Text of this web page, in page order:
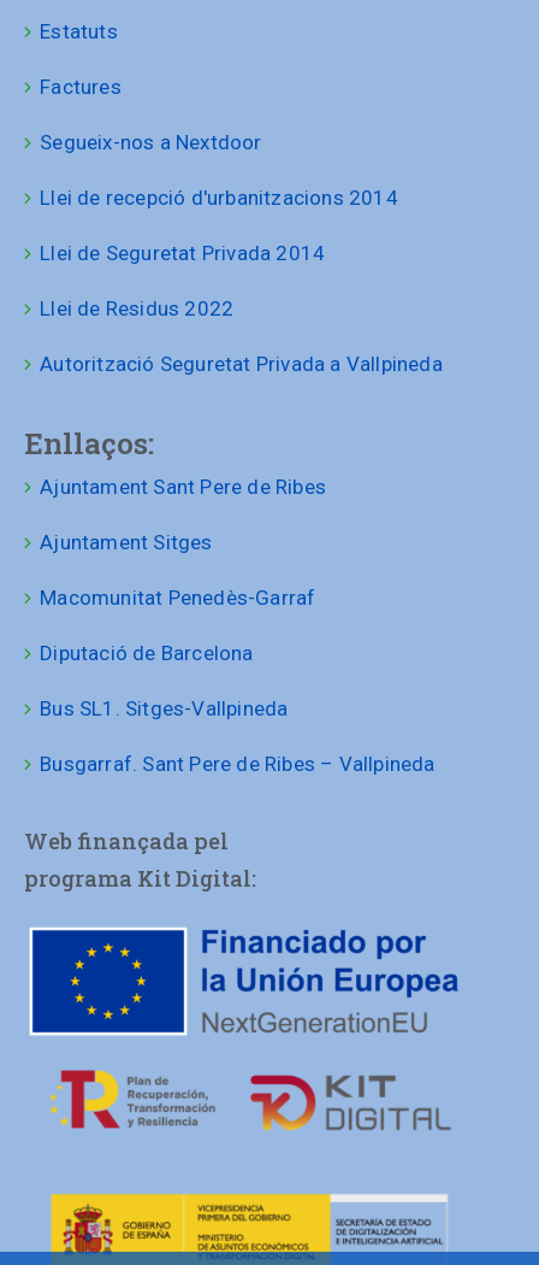
Estatuts
Factures
Segueix-nos a Nextdoor
Llei de recepció d'urbanitzacions 2014
Llei de Seguretat Privada 2014
Llei de Residus 2022
Autorització Seguretat Privada a Vallpineda
Enllaços:
Ajuntament Sant Pere de Ribes
Ajuntament Sitges
Macomunitat Penedès-Garraf
Diputació de Barcelona
Bus SL1. Sitges-Vallpineda
Busgarraf. Sant Pere de Ribes – Vallpineda
Web finançada pel
programa Kit Digital: